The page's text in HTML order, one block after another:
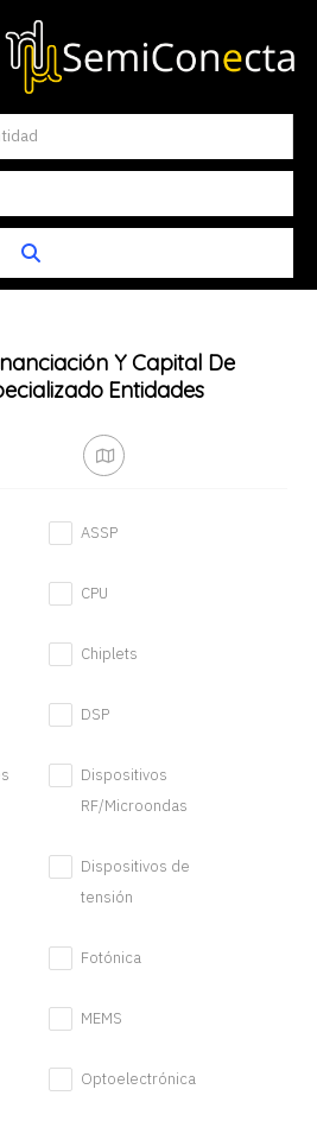
Y Capital De
Entidades
ASSP
CPU
Chiplets
DSP
Dispositivos
RF/Microondas
Dispositivos de
tensión
Fotónica
MEMS
Optoelectrónica